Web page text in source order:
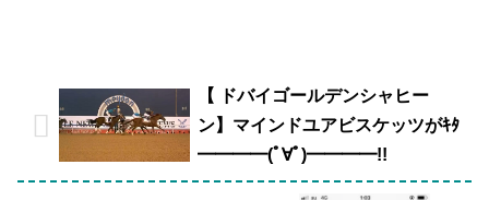
【 ドバイゴールデンシャヒー
ン】マインドユアビスケッツがｷﾀ
━━━━(ﾟ∀ﾟ)━━━━!!